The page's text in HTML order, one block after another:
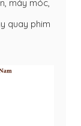
máy móc,
quay phim